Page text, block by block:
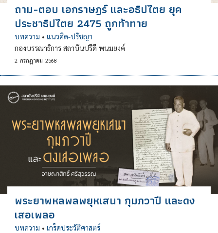
ถาม-ตอบ เอกราษฎร์ และอธิปไตย ยุค
ประชาธิปไตย 2475 ถูกท้าทาย
บทความ • แนวคิด-ปรัชญา
กองบรรณาธิการ สถาบันปรีดี พนมยงค์
2 กรกฎาคม 2568
พระยาพหลพลพยุหเสนา กุมภวาปี และดง
เสอเพลอ
บทความ • เกร็ดประวัติศาสตร์